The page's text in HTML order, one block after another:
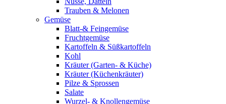
Trauben & Melonen
Gemüse
Blatt-& Feingemüse
Fruchtgemüse
Kartoffeln & Süßkartoffeln
Kohl
Kräuter (Garten- & Küche)
Kräuter (Küchenkräuter)
Pilze & Sprossen
Salate
Wurzel- & Knollengemüse